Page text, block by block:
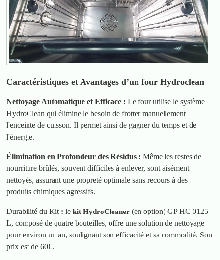
Caractéristiques et Avantages d’un four Hydroclean
Nettoyage Automatique et Efficace : Le four utilise le système
HydroClean qui élimine le besoin de frotter manuellement
l'enceinte de cuisson. Il permet ainsi de gagner du temps et de
l'énergie.
Élimination en Profondeur des Résidus : Même les restes de
nourriture brûlés, souvent difficiles à enlever, sont aisément
nettoyés, assurant une propreté optimale sans recours à des
produits chimiques agressifs.
Durabilité du Kit: lekit HydroCleaner (en option) GP HC 0125
L, composé de quatre bouteilles, offre une solution de nettoyage
pour environ un an, soulignant son efficacité et sa commodité. Son
prix est de 60€.